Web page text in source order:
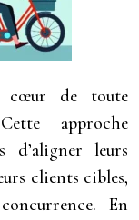
cœur de toute
approche
d’aligner leurs
clients cibles,
En